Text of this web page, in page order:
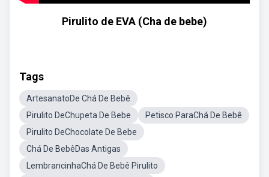
Pirulito de EVA (Cha de bebe)
Tags
ArtesanatoDe Chá De Bebê
Pirulito DeChupeta De Bebe
Petisco ParaChá De Bebê
Pirulito DeChocolate De Bebe
Chá De BebêDas Antigas
LembrancinhaChá De Bebê Pirulito